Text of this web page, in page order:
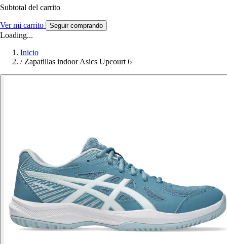
Subtotal del carrito
Ver mi carrito Seguir comprando
Loading...
Inicio
/ Zapatillas indoor Asics Upcourt 6